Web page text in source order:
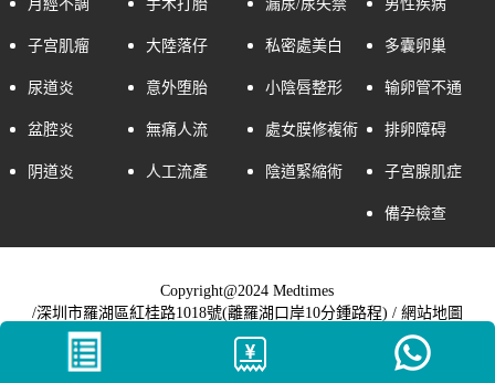
月經不調
子宫肌瘤
尿道炎
盆腔炎
阴道炎
手术打胎
大陸落仔
意外堕胎
無痛人流
人工流產
漏尿/尿失禁
私密處美白
小陰唇整形
處女膜修複術
陰道緊縮術
男性疾病
多囊卵巢
输卵管不通
排卵障碍
子宮腺肌症
備孕檢查
Copyright@2024 Medtimes
/深圳市羅湖區紅桂路1018號(離羅湖口岸10分鍾路程) / 網站地圖